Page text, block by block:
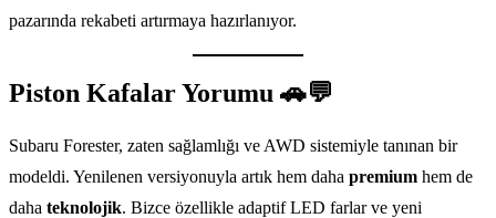
pazarında rekabeti artırmaya hazırlanıyor.
Piston Kafalar Yorumu 🚗💬
Subaru Forester, zaten sağlamlığı ve AWD sistemiyle tanınan bir
modeldi. Yenilenen versiyonuyla artık hem daha premium hem de
daha teknolojik. Bizce özellikle adaptif LED farlar ve yeni